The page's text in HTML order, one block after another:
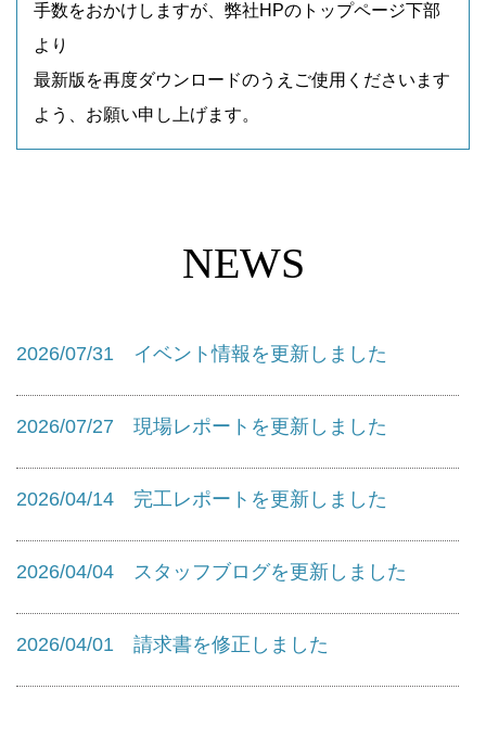
手数をおかけしますが、弊社HPのトップページ下部
より
最新版を再度ダウンロードのうえご使用くださいます
よう、お願い申し上げます。
NEWS
2026/07/31 イベント情報を更新しました
2026/07/27 現場レポートを更新しました
2026/04/14 完工レポートを更新しました
2026/04/04 スタッフブログを更新しました
2026/04/01 請求書を修正しました